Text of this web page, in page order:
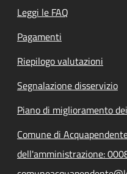
Leggi le FAQ
Pagamenti
Riepilogo valutazioni
Segnalazione disservizio
Piano di miglioramento
Comune di
dell'amministrazione: